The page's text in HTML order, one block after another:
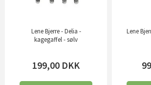
Lene Bjerre - Delia -
kagegaffel - sølv
199,00 DKK
Lene